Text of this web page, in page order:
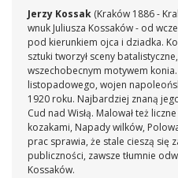
Jerzy Kossak (Kraków 1886 -
wnuk Juliusza Kossaków - od
pod kierunkiem ojca i dziadka.
sztuki tworzył sceny
wszechobecnym motywem
listopadowego, wojen
1920 roku. Najbardziej znaną
Cud nad Wisłą. Malował też
kozakami, Napady wilków,
prac sprawia, że stale cieszą się
publiczności, zawsze tłumnie
Kossaków.